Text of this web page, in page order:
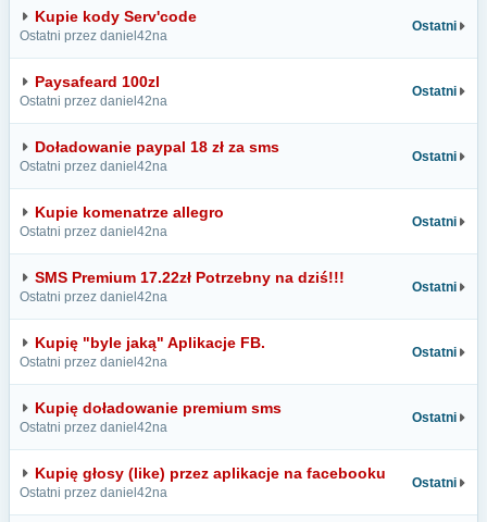
Kupie kody Serv'code
Ostatni przez daniel42na
Ostatni
Paysafeard 100zl
Ostatni przez daniel42na
Ostatni
Doładowanie paypal 18 zł za sms
Ostatni przez daniel42na
Ostatni
Kupie komenatrze allegro
Ostatni przez daniel42na
Ostatni
SMS Premium 17.22zł Potrzebny na dziś!!!
Ostatni przez daniel42na
Ostatni
Kupię "byle jaką" Aplikacje FB.
Ostatni przez daniel42na
Ostatni
Kupię doładowanie premium sms
Ostatni przez daniel42na
Ostatni
Kupię głosy (like) przez aplikacje na facebooku
Ostatni przez daniel42na
Ostatni